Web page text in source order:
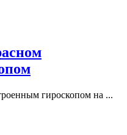
гироскопом на ...